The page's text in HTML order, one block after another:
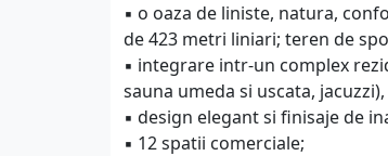
▪️ o oaza de liniste, natura,
de 423 metri liniari; teren de
▪️ integrare intr-un complex
sauna umeda si uscata,
▪️ design elegant si finisaje de
▪️ 12 spatii comerciale;